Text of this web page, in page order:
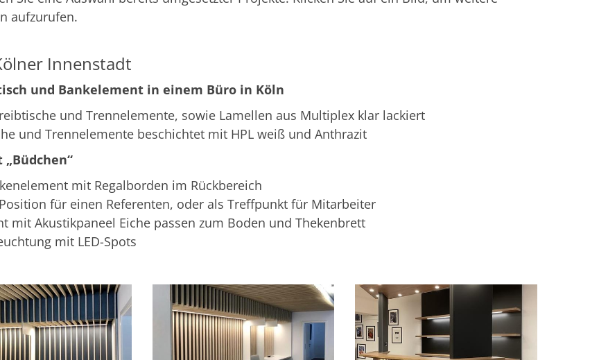
aufzurufen.
Innenstadt
und Bankelement in einem Büro in Köln
und Trennelemente, sowie Lamellen aus Multiplex klar lackiert
und Trennelemente beschichtet mit HPL weiß und Anthrazit
„Büdchen“
mit Regalborden im Rückbereich
für einen Referenten, oder als Treffpunkt für Mitarbeiter
mit Akustikpaneel Eiche passen zum Boden und Thekenbrett
mit LED-Spots